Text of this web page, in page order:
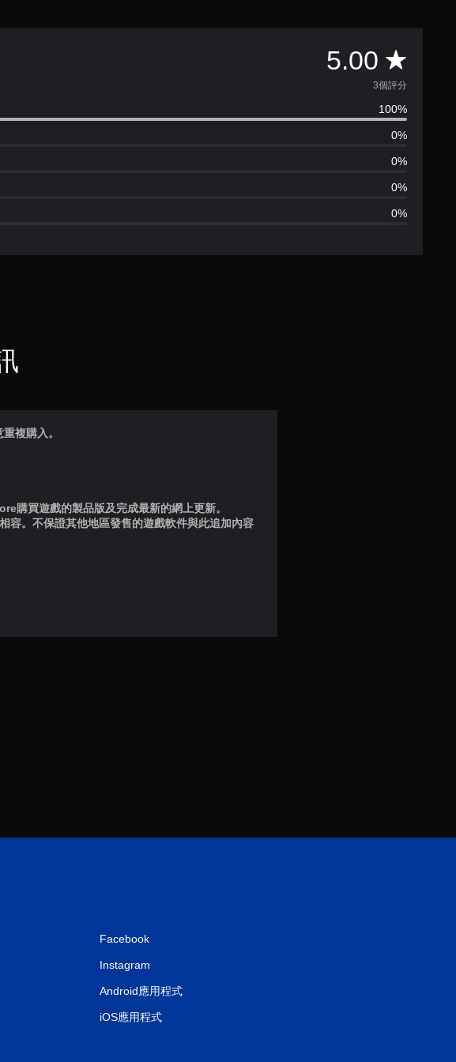
5.00 平
均
評
分
為
5
顆
3個評分
100%
0%
0%
0%
0%
複購入。
購買遊戲的製品版及完成最新的網上更新。
容。不保證其他地區發售的遊戲軟件與此追加內容
Facebook
Instagram
Android應用程式
iOS應用程式